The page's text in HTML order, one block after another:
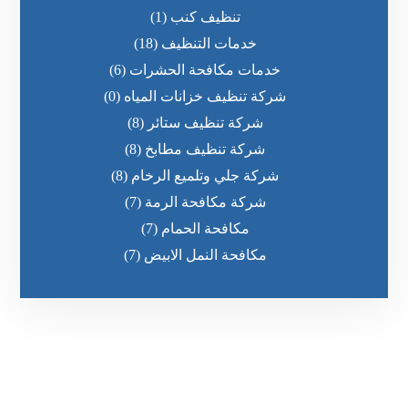
تنظيف كنب (1)
خدمات التنظيف (18)
خدمات مكافحة الحشرات (6)
شركة تنظيف خزانات المياه (0)
شركة تنظيف ستائر (8)
شركة تنظيف مطابخ (8)
شركة جلي وتلميع الرخام (8)
شركة مكافحة الرمة (7)
مكافحة الحمام (7)
مكافحة النمل الابيض (7)